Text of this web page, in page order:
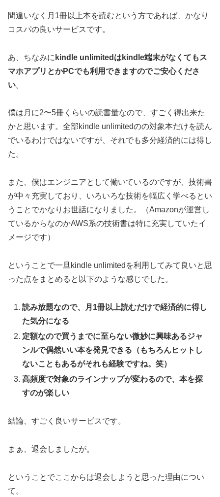
間違いなく月1冊以上本を読むという方であれば、かなり
コスパの良いサービスです。
あ、ちなみに kindle unlimitedはkindle端末がなくてもス
マホアプリとかPCでも利用できますのでご安心くださ
い。
僕は月に2〜5冊くらいの読書量なので、すごく得出来た
かと思います。全部kindle unlimitedのの対象本だけを読ん
でいるわけではないですが、それでも多分経済的には得し
た。
また、僕はエンジニアとして働いているのですが、技術書
が中々充実しており、いろいろな技術を幅広く学べるとい
うことでかなりお世話になりました。（Amazonが運営し
ているからなのかAWS系の技術書は特に充実していたイ
メージです）
ということで一旦kindle unlimitedを利用してみて良いと思
った点をまとめると以下のような感じでした。
読み放題なので、月1冊以上読むだけで経済的に得し
た気分になる
定額なので買うまでに至らない微妙に興味あるジャ
ンルで偶然いい本を発見できる（もちろんヒットし
ないこともあるがそれも経験ですね。笑）
高頻度で対象のラインナップが変わるので、本を探
すのが楽しい
結論、すごく良いサービスです。
まぁ、退会しましたが。
ということでここからは退会しようと思った理由につい
て。